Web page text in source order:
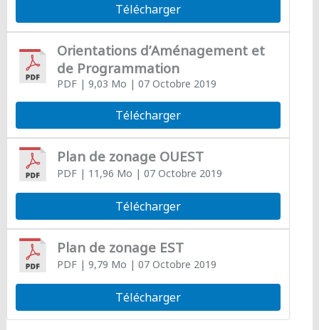
Télécharger
Orientations d’Aménagement et
de Programmation
PDF| 9,03 Mo | 07 Octobre 2019
Télécharger
Plan de zonage OUEST
PDF| 11,96 Mo | 07 Octobre 2019
Télécharger
Plan de zonage EST
PDF| 9,79 Mo | 07 Octobre 2019
Télécharger